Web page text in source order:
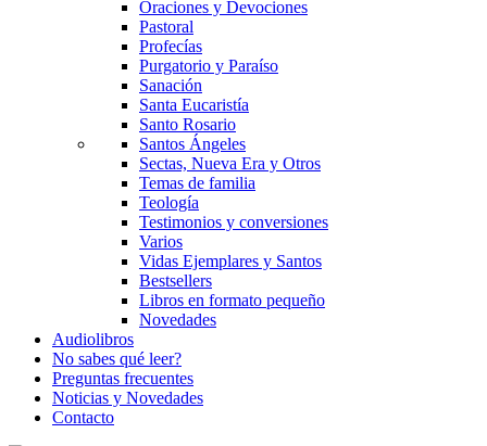
Oraciones y Devociones
Pastoral
Profecías
Purgatorio y Paraíso
Sanación
Santa Eucaristía
Santo Rosario
Santos Ángeles
Sectas, Nueva Era y Otros
Temas de familia
Teología
Testimonios y conversiones
Varios
Vidas Ejemplares y Santos
Bestsellers
Libros en formato pequeño
Novedades
Audiolibros
No sabes qué leer?
Preguntas frecuentes
Noticias y Novedades
Contacto